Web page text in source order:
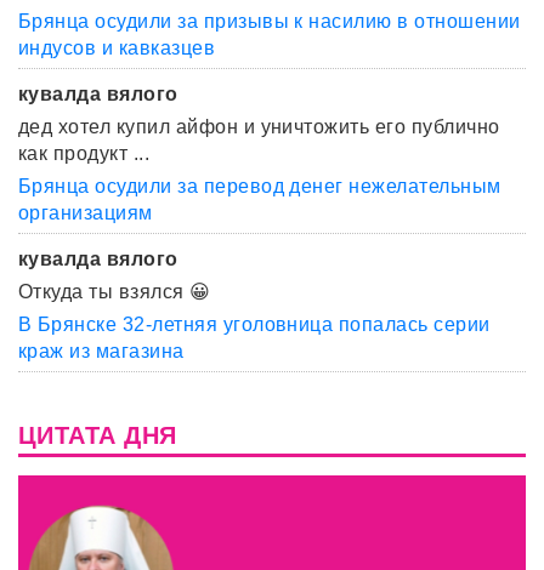
Брянца осудили за призывы к насилию в отношении
индусов и кавказцев
кувалда вялого
дед хотел купил айфон и уничтожить его публично
как продукт ...
Брянца осудили за перевод денег нежелательным
организациям
кувалда вялого
Откуда ты взялся 😀
В Брянске 32-летняя уголовница попалась серии
краж из магазина
ЦИТАТА ДНЯ